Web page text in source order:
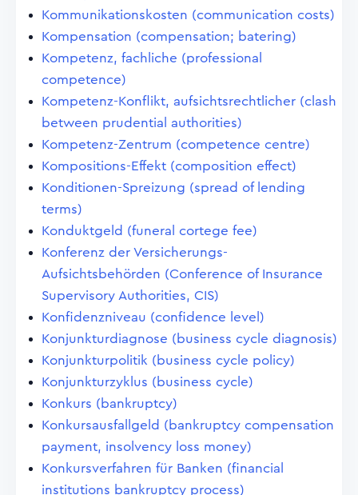
Kommunikationskosten (communication costs)
Kompensation (compensation; batering)
Kompetenz, fachliche (professional
competence)
Kompetenz-Konflikt, aufsichtsrechtlicher (clash
between prudential authorities)
Kompetenz-Zentrum (competence centre)
Kompositions-Effekt (composition effect)
Konditionen-Spreizung (spread of lending
terms)
Konduktgeld (funeral cortege fee)
Konferenz der Versicherungs-
Aufsichtsbehörden (Conference of Insurance
Supervisory Authorities, CIS)
Konfidenzniveau (confidence level)
Konjunkturdiagnose (business cycle diagnosis)
Konjunkturpolitik (business cycle policy)
Konjunkturzyklus (business cycle)
Konkurs (bankruptcy)
Konkursausfallgeld (bankruptcy compensation
payment, insolvency loss money)
Konkursverfahren für Banken (financial
institutions bankruptcy process)